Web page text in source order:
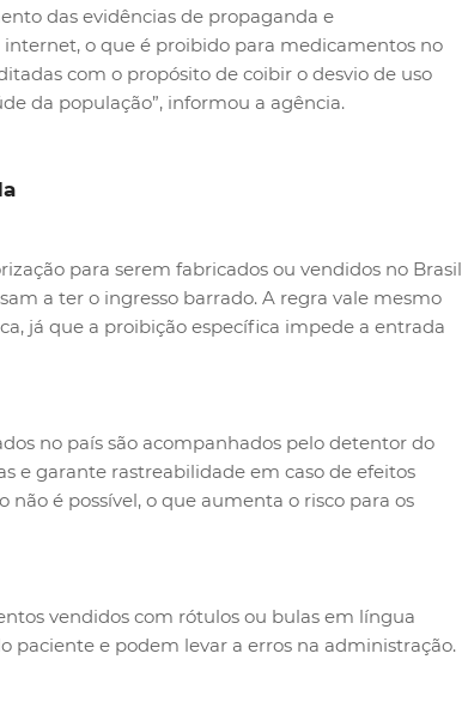
das evidências de propaganda e
o que é proibido para medicamentos no
com o propósito de coibir o desvio de uso
da população”, informou a agência.
para serem fabricados ou vendidos no Brasil
a ter o ingresso barrado. A regra vale mesmo
já que a proibição específica impede a entrada
no país são acompanhados pelo detentor do
e garante rastreabilidade em caso de efeitos
é possível, o que aumenta o risco para os
vendidos com rótulos ou bulas em língua
paciente e podem levar a erros na administração.